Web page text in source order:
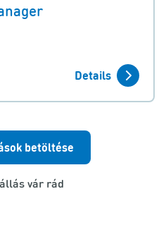
Details
betöltése
vár rád